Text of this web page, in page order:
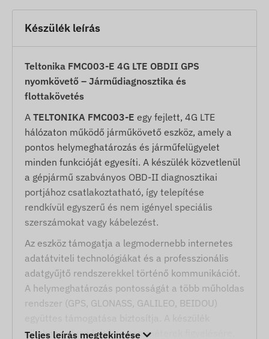
Készülék leírás
Teltonika FMC003-E 4G LTE OBDII GPS
nyomkövető – Járműdiagnosztika és
flottakövetés
A TELTONIKA FMC003-E egy fejlett, 4G LTE
hálózaton működő járműkövető eszköz, amely a
pontos helymeghatározás és járműfelügyelet
minden funkcióját egyesíti. A készülék közvetlenül
a gépjármű szabványos OBD-II diagnosztikai
portjához csatlakoztatható, így telepítése
rendkívül egyszerű és nem igényel speciális
szerszámokat vagy kábelezést.
Az eszköz támogatja a legmodernebb internetes
adatátviteli technológiákat és a professzionális
adatgyűjtő rendszerekkel történő kommunikációt.
A helymeghatározás pontosságát a több műholdas
rendszer (GPS, GLONASS, GALILEO, BEIDOU)
alkalmas olyan kritikus paraméterek figyelésére,
Teljes leírás megtekintése